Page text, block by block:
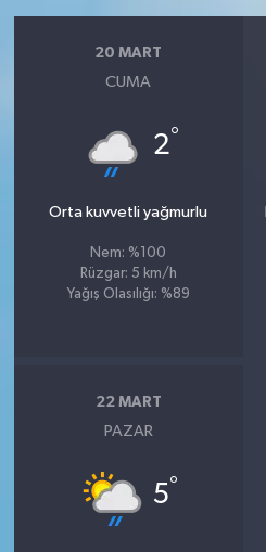
20 MART
CUMA
2°
Orta kuvvetli yağmurlu
Nem: %100
Rüzgar: 5 km/h
Yağış Olasılığı: %89
22 MART
PAZAR
5°